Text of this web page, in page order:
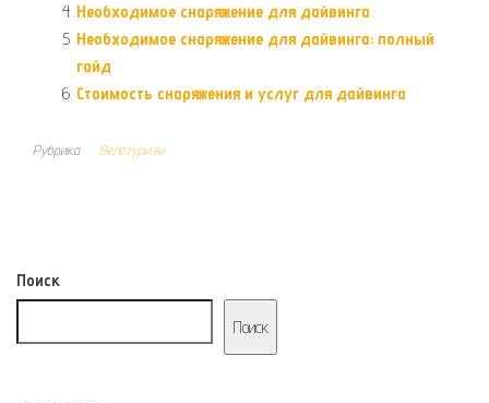
Необходимое снаряжение для дайвинга
Необходимое снаряжение для дайвинга: полный
гайд
Стоимость снаряжения и услуг для дайвинга
Рубрика Велотуризм
Поиск
Поиск